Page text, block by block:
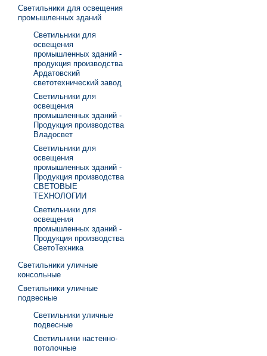
Светильники для освещения
промышленных зданий
Светильники для
освещения
промышленных зданий -
продукция производства
Ардатовский
светотехнический завод
Светильники для
освещения
промышленных зданий -
Продукция производства
Владосвет
Светильники для
освещения
промышленных зданий -
Продукция производства
СВЕТОВЫЕ
ТЕХНОЛОГИИ
Светильники для
освещения
промышленных зданий -
Продукция производства
СветоТехника
Светильники уличные
консольные
Светильники уличные
подвесные
Светильники уличные
подвесные
Светильники настенно-
потолочные